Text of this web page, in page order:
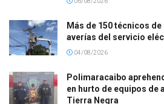
Más de 150 técnicos de
averías del servicio
04/08/2026
Polimaracaibo
en hurto de equipos de
Tierra Negra